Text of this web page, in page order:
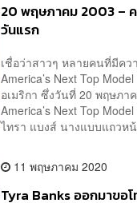
20 พฤษภาคม 2003 –
วันแรก
เชื่อว่าสาวๆ หลายคนที่มีคว
America’s Next Top
อเมริกา ซึ่งวันที่ 20 พฤษภา
America’s Next Top
ไทรา แบงส์ นางแบบแถวห
11 พฤษภาคม 2020
Tyra Banks ออกมาขอ